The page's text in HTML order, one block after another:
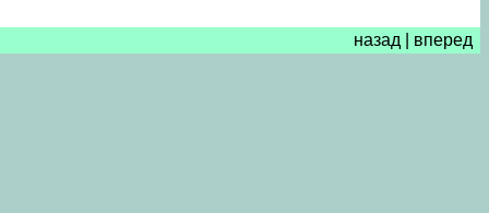
назад вперед